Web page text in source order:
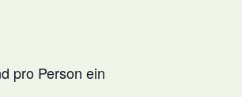
pro Person ein